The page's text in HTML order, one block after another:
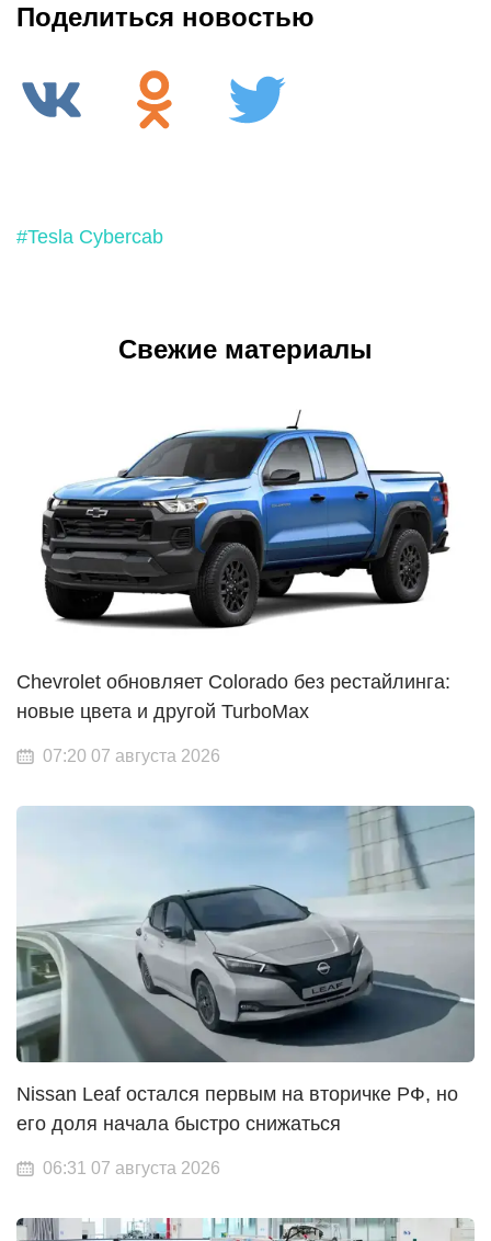
Поделиться новостью
#Tesla Cybercab
Свежие материалы
Chevrolet обновляет Colorado без рестайлинга:
новые цвета и другой TurboMax
07:20 07 августа 2026
Nissan Leaf остался первым на вторичке РФ, но
его доля начала быстро снижаться
06:31 07 августа 2026